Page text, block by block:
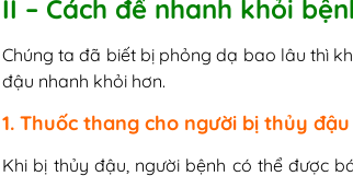
II – Cách để nhanh khỏi
Chúng ta đã biết bị phỏng dạ bao lâu thì
đậu nhanh khỏi hơn.
1. Thuốc thang cho người bị thủy đậu
Khi bị thủy đậu, người bệnh có thể được